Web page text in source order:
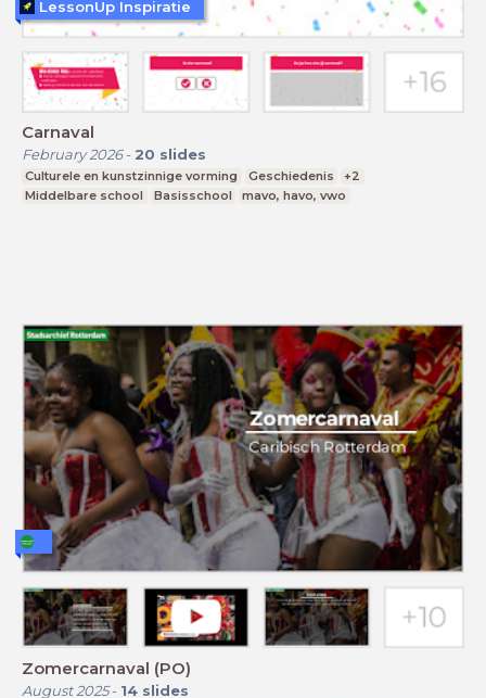
Carnaval
February 2026- 20 slides
Culturele en kunstzinnige vorming Geschiedenis
+2
Middelbare school
Basisschool mavo, havo, vwo
LessonUp Inspiratie
Zomercarnaval (PO)
August 2025- 14 slides